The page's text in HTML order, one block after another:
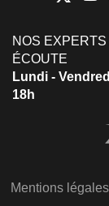
NOS
ÉCOUTE
Lundi -
18h
Mentions légales